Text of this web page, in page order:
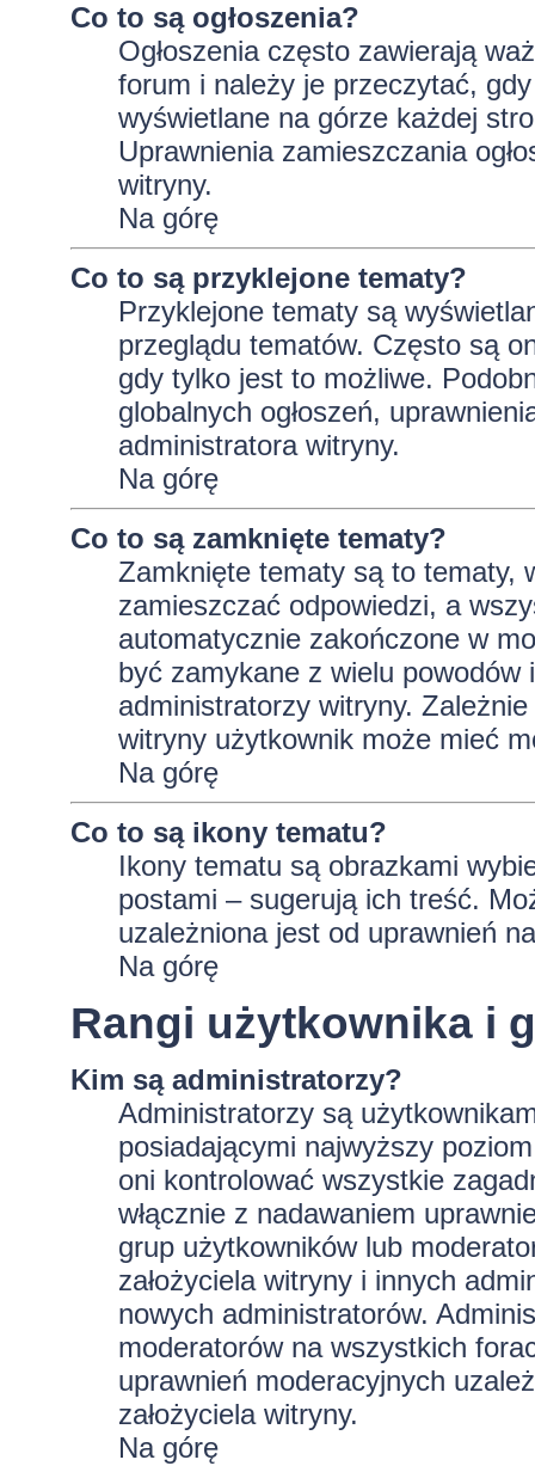
Co to są ogłoszenia?
Ogłoszenia często zawierają
forum i należy je przeczytać,
wyświetlane na górze każdej
Uprawnienia zamieszczania
witryny.
Na górę
Co to są przyklejone tematy?
Przyklejone tematy są
przeglądu tematów. Często są
gdy tylko jest to możliwe.
globalnych ogłoszeń,
administratora witryny.
Na górę
Co to są zamknięte tematy?
Zamknięte tematy są to tematy,
zamieszczać odpowiedzi, a
automatycznie zakończone w
być zamykane z wielu
administratorzy witryny.
witryny użytkownik może mieć
Na górę
Co to są ikony tematu?
Ikony tematu są obrazkami
postami – sugerują ich treść.
uzależniona jest od uprawnień
Na górę
Rangi użytkownika i
Kim są administratorzy?
Administratorzy są
posiadającymi najwyższy
oni kontrolować wszystkie
włącznie z nadawaniem
grup użytkowników lub
założyciela witryny i innych
nowych administratorów.
moderatorów na wszystkich
uprawnień moderacyjnych
założyciela witryny.
Na górę